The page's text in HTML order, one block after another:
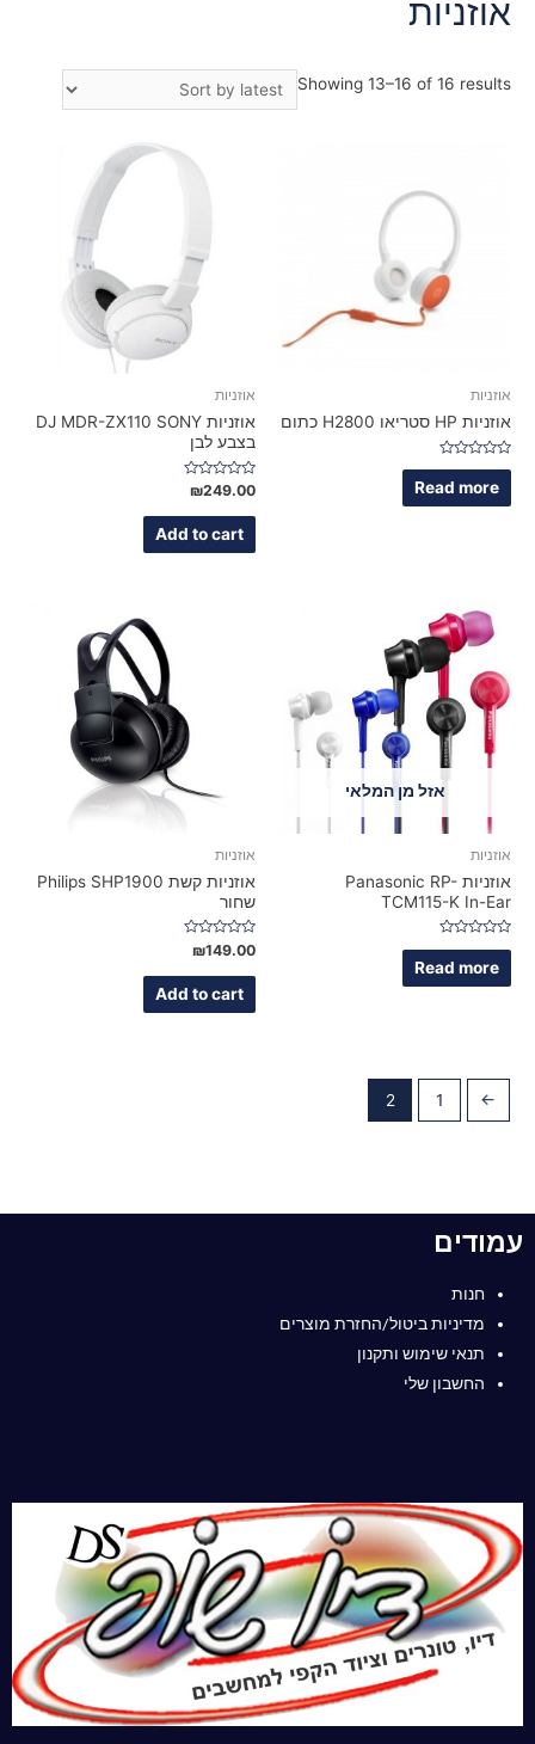
אוזניות
Showing 13–16 of 16 results
אוזניות
אוזניות HP סטריאו H2800 כתום‬
Rated
out
of
Read more
אוזניות
אוזניות DJ MDR-ZX110 SONY
בצבע לבן
Rated
0
out
₪249.00
Add to cart
אזל מן המלאי
אוזניות
אוזניות Panasonic RP-
TCM115-K In-Ear
Rated
out
of
Read more
אוזניות
אוזניות קשת Philips SHP1900
שחור
Rated
0
out
₪149.00
Add to cart
→
1
2
עמודים
חנות
מדיניות ביטול/החזרת מוצרים
תנאי שימוש ותקנון
החשבון שלי